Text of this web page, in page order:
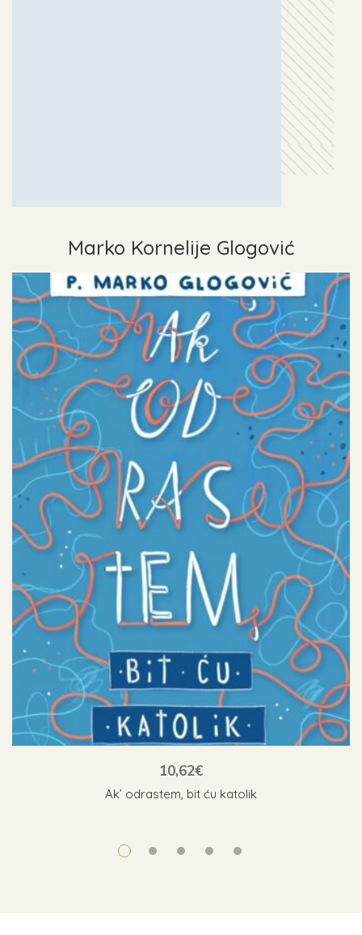
Marko Kornelije Glogović
Ak’ odrastem, bit ću katolik
10,62€